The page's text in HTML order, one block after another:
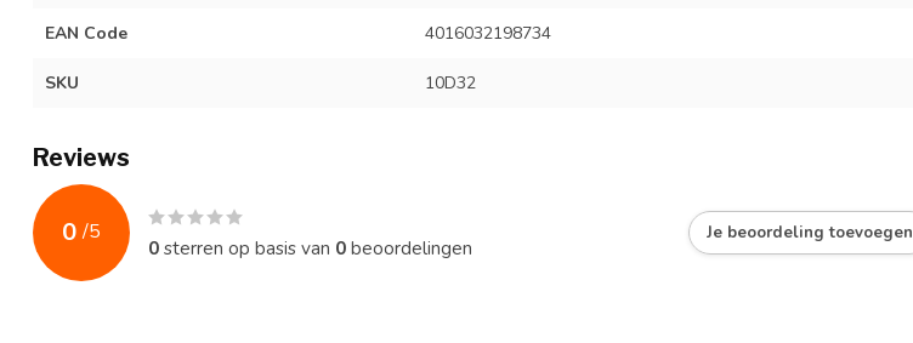
EAN Code 4016032198734
SKU 10D32
Reviews
0 /5
0sterren op basis van 0beoordelingen
Je beoordeling toevoegen